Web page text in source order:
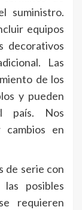
suministro.
equipos
decorativos
Las
de los
y pueden
país. Nos
cambios en
de serie con
posibles
requieren